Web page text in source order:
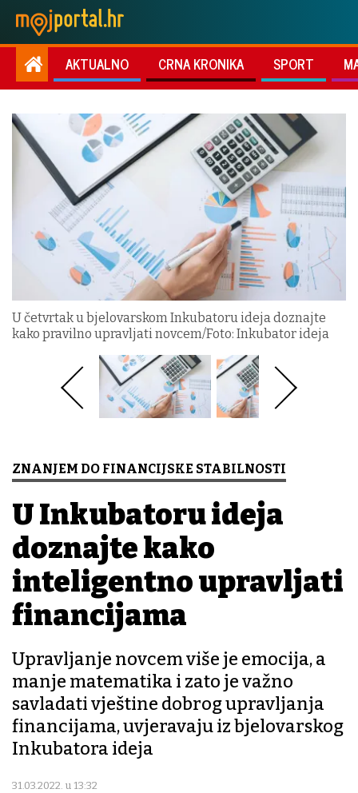
AKTUALNO CRNA KRONIKA SPORT
U četvrtak u bjelovarskom Inkubatoru ideja doznajte
kako pravilno upravljati novcem/Foto: Inkubator ideja
ZNANJEM DO FINANCIJSKE STABILNOSTI
U Inkubatoru ideja
doznajte kako
inteligentno upravljati
financijama
Upravljanje novcem više je emocija, a
manje matematika i zato je važno
savladati vještine dobrog upravljanja
financijama, uvjeravaju iz bjelovarskog
Inkubatora ideja
31.03.2022. u 13:32